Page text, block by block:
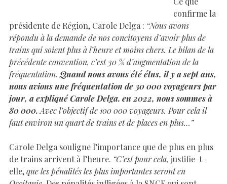
confirme la
présidente de Région, Carole Delga : “Nous avons
répondu à la demande de nos concitoyens d’avoir plus de
trains qui soient plus à l’heure et moins chers. Le bilan de la
précédente convention, c’est 30 % d’augmentation de la
fréquentation. Quand nous avons été élus, il y a sept ans,
nous avions une fréquentation de 30 000 voyageurs par
jour, a expliqué Carole Delga. en 2022, nous sommes à
80 000. Avec l’objectif de 100 000 voyageurs. Pour cela il
faut environ un quart de trains et de places en plus…”
Carole Delga souligne l’importance que de plus en plus
de trains arrivent à l’heure. “C’est pour cela, justifie-t-
elle,que les pénalités les plus importantes seront en